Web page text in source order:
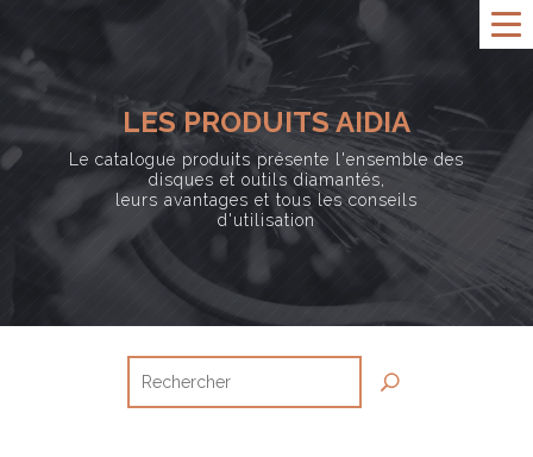
LES PRODUITS AIDIA
Le catalogue produits présente l'ensemble des
disques et outils diamantés,
leurs avantages et tous les conseils
d'utilisation